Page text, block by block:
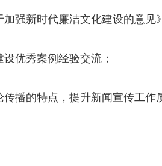
加强新时代廉洁文化建设的意见
优秀案例经验交流；
播的特点，提升新闻宣传工作